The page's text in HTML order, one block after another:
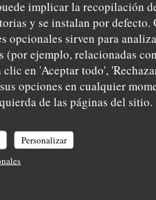
implicar la recopilación
y se instalan por defecto.
opcionales sirven para
ejemplo, relacionadas
en 'Aceptar todo',
opciones en cualquier
de las páginas del sitio.
Personalizar
: 5/5 Calidad / Precio: 5/5
5/5